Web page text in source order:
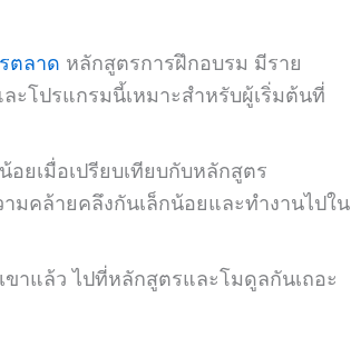
ตลาด หลักสูตรการฝึกอบรม มีราย
ะโปรแกรมนี้เหมาะสำหรับผู้เริ่มต้นที่
อยเมื่อเปรียบเทียบกับหลักสูตร
มคล้ายคลึงกันเล็กน้อยและทำงานไปใน
ขาแล้ว ไปที่หลักสูตรและโมดูลกันเถอะ